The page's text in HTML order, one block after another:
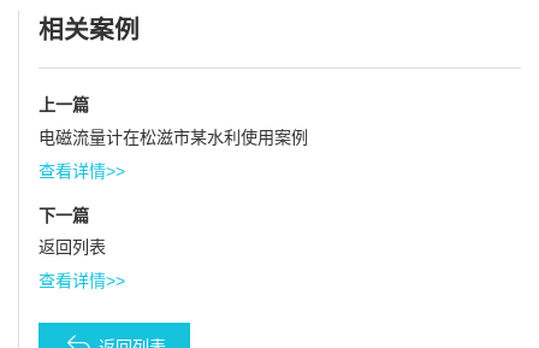
相关案例
上一篇
电磁流量计在松滋市某水利使用案例
查看详情>>
下一篇
返回列表
查看详情>>